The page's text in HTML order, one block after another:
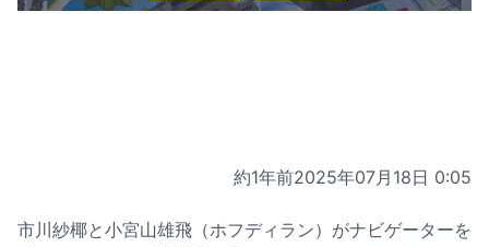
約1年前2025年07月18日 0:05
市川紗椰と小宮山雄飛（ホフディラン）がナビゲーターを